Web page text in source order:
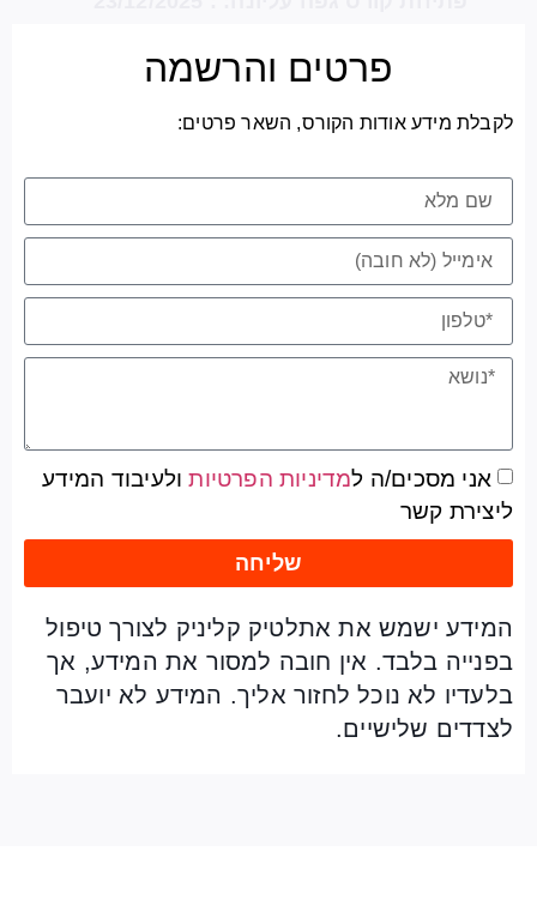
פרטים והרשמה
לקבלת מידע אודות הקורס, השאר פרטים:
אני מסכים/ה למדיניות הפרטיותולעיבוד המידע
ליצירת קשר
שליחה
המידע ישמש את אתלטיק קליניק לצורך טיפול
בפנייה בלבד. אין חובה למסור את המידע, אך
בלעדיו לא נוכל לחזור אליך. המידע לא יועבר
לצדדים שלישיים.